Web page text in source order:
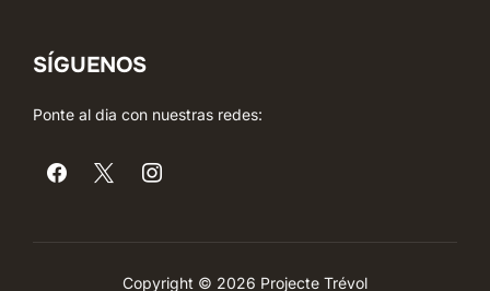
SÍGUENOS
Ponte al dia con nuestras redes:
Copyright © 2026 Projecte Trévol